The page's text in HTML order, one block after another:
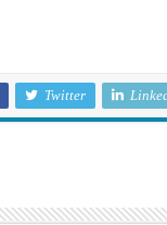
Twitter